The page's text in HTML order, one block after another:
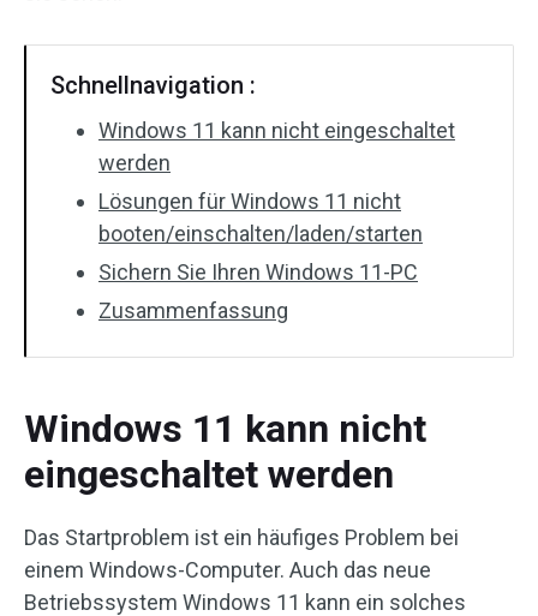
Schnellnavigation :
Windows 11 kann nicht eingeschaltet
werden
Lösungen für Windows 11 nicht
booten/einschalten/laden/starten
Sichern Sie Ihren Windows 11-PC
Zusammenfassung
Windows 11 kann nicht
eingeschaltet werden
Das Startproblem ist ein häufiges Problem bei
einem Windows-Computer. Auch das neue
Betriebssystem Windows 11 kann ein solches